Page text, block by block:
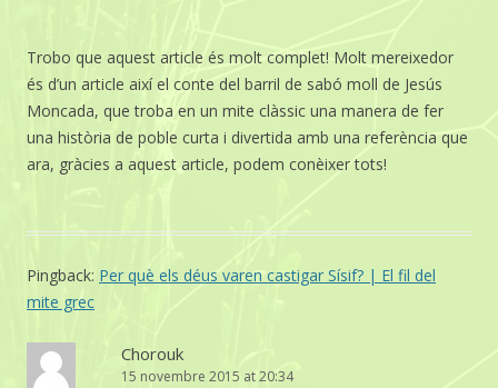
Trobo que aquest article és molt complet! Molt mereixedor
és d’un article així el conte del barril de sabó moll de Jesús
Moncada, que troba en un mite clàssic una manera de fer
una història de poble curta i divertida amb una referència que
ara, gràcies a aquest article, podem conèixer tots!
Pingback: Per què els déus varen castigar Sísif? | El fil del
mite grec
Chorouk
15 novembre 2015 at 20:34